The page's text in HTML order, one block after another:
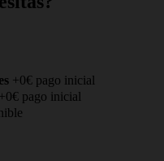
+0€ pago inicial
+0€ pago inicial